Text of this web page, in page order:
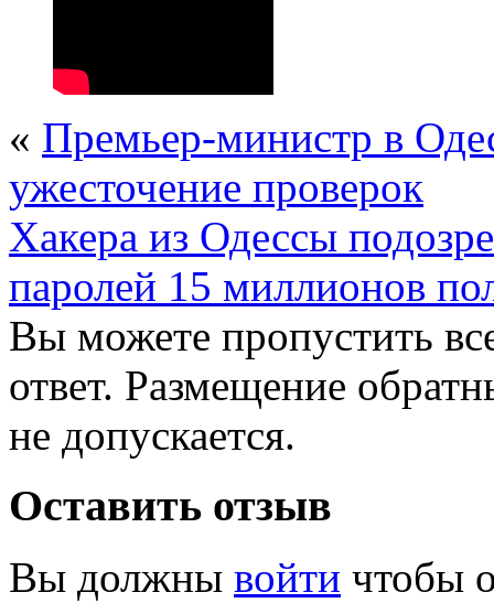
« Премьер-министр в
ужесточение проверок
Хакера из Одессы
паролей 15 миллионов
Вы можете пропустить
ответ. Размещение
не допускается.
Оставить отзыв
Вы должны войти чтобы